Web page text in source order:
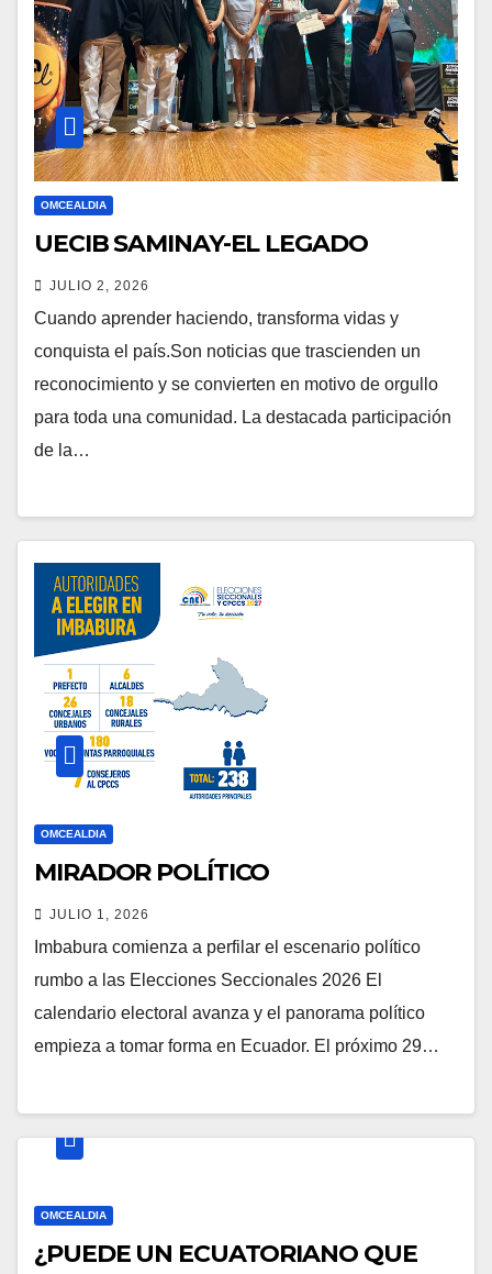
OMCEALDIA
UECIB SAMINAY-EL LEGADO
JULIO 2, 2026
Cuando aprender haciendo, transforma vidas y
conquista el país.Son noticias que trascienden un
reconocimiento y se convierten en motivo de orgullo
para toda una comunidad. La destacada participación
de la…
OMCEALDIA
MIRADOR POLÍTICO
JULIO 1, 2026
Imbabura comienza a perfilar el escenario político
rumbo a las Elecciones Seccionales 2026 El
calendario electoral avanza y el panorama político
empieza a tomar forma en Ecuador. El próximo 29…
OMCEALDIA
¿PUEDE UN ECUATORIANO QUE